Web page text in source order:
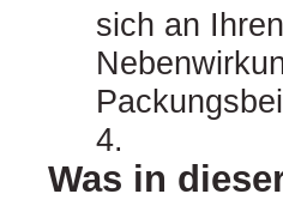
sich an
4.
Was in